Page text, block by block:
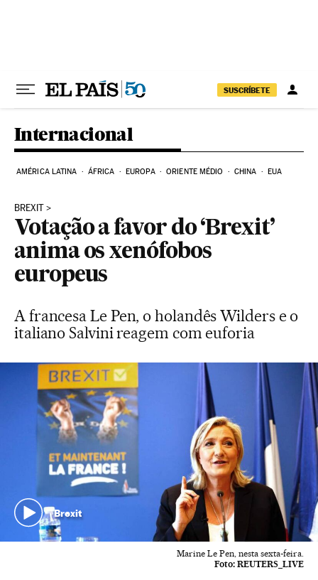
SUSCRÍBETE
Internacional
AMÉRICA LATINA ÁFRICA EUROPA ORIENTE MÉDIO CHINA EUA
BREXIT
Votação a favor do ‘Brexit’
anima os xenófobos
europeus
A francesa Le Pen, o holandês Wilders e o
italiano Salvini reagem com euforia
Brexit
Marine Le Pen, nesta sexta-feira.
Foto: REUTERS_LIVE